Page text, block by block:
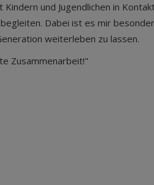
und Jugendlichen in
Dabei ist es mir
weiterleben zu lassen.
Zusammenarbeit!"